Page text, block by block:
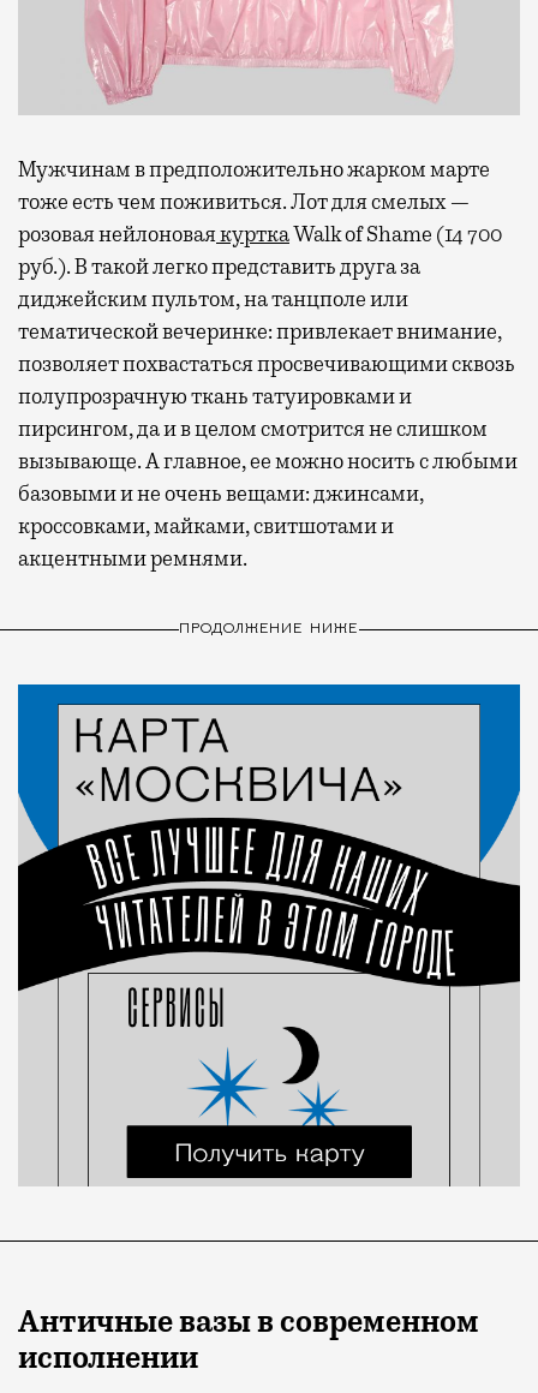
Мужчинам в предположительно жарком марте
тоже есть чем поживиться. Лот для смелых —
розовая нейлоноваякурткаWalk of Shame (14 700
руб.). В такой легко представить друга за
диджейским пультом, на танцполе или
тематической вечеринке: привлекает внимание,
позволяет похвастаться просвечивающими сквозь
полупрозрачную ткань татуировками и
пирсингом, да и в целом смотрится не слишком
вызывающе. А главное, ее можно носить с любыми
базовыми и не очень вещами: джинсами,
кроссовками, майками, свитшотами и
акцентными ремнями.
ПРОДОЛЖЕНИЕ НИЖЕ
Античные вазы в современном
исполнении